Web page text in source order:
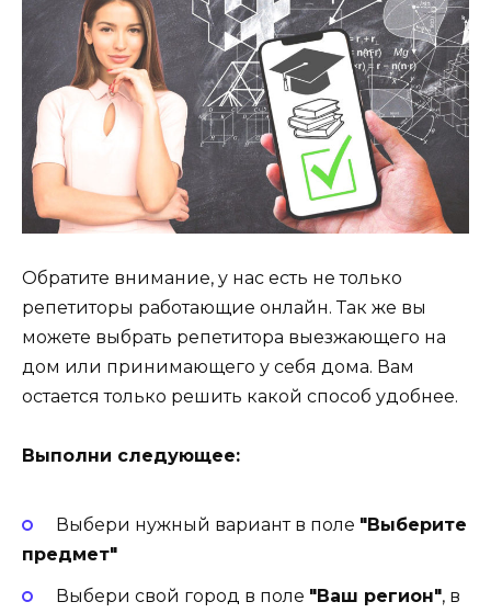
Обратите внимание, у нас есть не только
репетиторы работающие онлайн. Так же вы
можете выбрать репетитора выезжающего на
дом или принимающего у себя дома. Вам
остается только решить какой способ удобнее.
Выполни следующее:
Выбери нужный вариант в поле "Выберите
предмет"
Выбери свой город в поле "Ваш регион", в